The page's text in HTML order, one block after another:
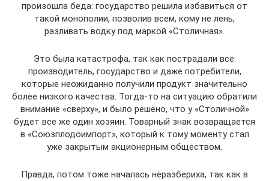
произошла беда: государство решила избавиться от
такой монополии, позволив всем, кому не лень,
разливать водку под маркой «Столичная».
Это была катастрофа, так как пострадали все:
производитель, государство и даже потребители,
которые неожиданно получили продукт значительно
более низкого качества. Тогда-то на ситуацию обратили
внимание «сверху», и было решено, что у «Столичной»
будет все же один хозяин. Товарный знак возвращается
в «Союзплодоимпорт», который к тому моменту стал
уже закрытым акционерным обществом.
Правда, потом тоже началась неразбериха, так как в